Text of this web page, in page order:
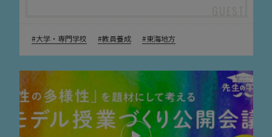
大学・専門学校 教員養成 東海地方